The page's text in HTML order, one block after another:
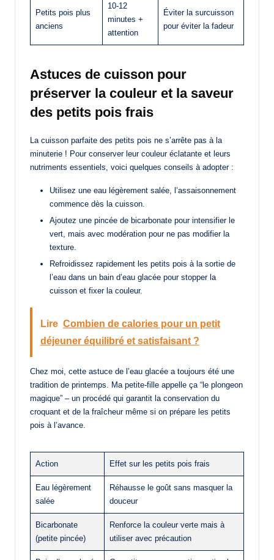
Petits pois plus
anciens
10-12
minutes +
attention
Éviter la surcuisson
pour éviter la fadeur
Astuces de cuisson pour
préserver la couleur et la saveur
des petits pois frais
La cuisson parfaite des petits pois ne s’arrête pas à la
minuterie ! Pour conserver leur couleur éclatante et leurs
nutriments essentiels, voici quelques conseils à adopter :
Utilisez une eau légèrement salée, l’assaisonnement
commence dès la cuisson.
Ajoutez une pincée de bicarbonate pour intensifier le
vert, mais avec modération pour ne pas modifier la
texture.
Refroidissez rapidement les petits pois à la sortie de
l’eau dans un bain d’eau glacée pour stopper la
cuisson et fixer la couleur.
Lire Combien de calories pour un petit
déjeuner équilibré et satisfaisant ?
Chez moi, cette astuce de l’eau glacée a toujours été une
tradition de printemps. Ma petite-fille appelle ça “le plongeon
magique” – un procédé qui garantit la conservation du
croquant et de la fraîcheur même si on prépare les petits
pois à l’avance.
Action Effet sur les petits pois frais
Eau légèrement
salée
Réhausse le goût sans masquer la
douceur
Bicarbonate
(petite pincée)
Renforce la couleur verte mais à
utiliser avec précaution